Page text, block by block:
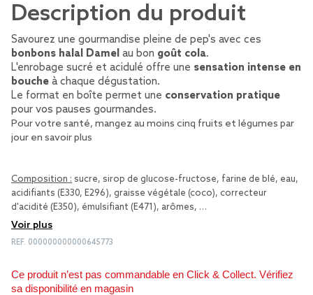
Description du produit
Savourez une gourmandise pleine de pep's avec ces
bonbons halal Damel au bon goût cola.
L'enrobage sucré et acidulé offre une sensation intense en
bouche à chaque dégustation.
Le format en boîte permet une conservation pratique
pour vos pauses gourmandes.
Pour votre santé, mangez au moins cinq fruits et légumes par
jour en savoir plus
Composition : sucre, sirop de glucose-fructose, farine de blé, eau,
acidifiants (E330, E296), graisse végétale (coco), correcteur
d'acidité (E350), émulsifiant (E471), arômes, …
Voir plus
REF. 000000000000645773
Ce produit n’est pas commandable en Click & Collect. Vérifiez
sa disponibilité en magasin